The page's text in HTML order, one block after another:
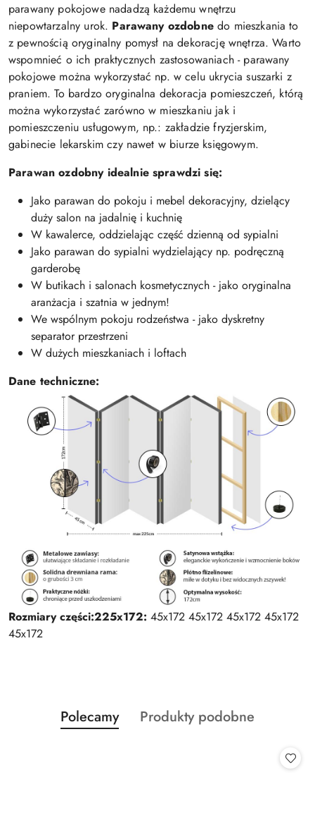
parawany pokojowe nadadzą każdemu wnętrzu
niepowtarzalny urok. Parawany ozdobnedo mieszkania to
z pewnością oryginalny pomysł na dekorację wnętrza. Warto
wspomnieć o ich praktycznych zastosowaniach - parawany
pokojowe można wykorzystać np. w celu ukrycia suszarki z
praniem. To bardzo oryginalna dekoracja pomieszczeń, którą
można wykorzystać zarówno w mieszkaniu jak i
pomieszczeniu usługowym, np.: zakładzie fryzjerskim,
gabinecie lekarskim czy nawet w biurze księgowym.
Parawan ozdobny idealnie sprawdzi się:
Jako parawan do pokoju i mebel dekoracyjny, dzielący
duży salon na jadalnię i kuchnię
W kawalerce, oddzielając część dzienną od sypialni
Jako parawan do sypialni wydzielający np. podręczną
garderobę
W butikach i salonach kosmetycznych - jako oryginalna
aranżacja i szatnia w jednym!
We wspólnym pokoju rodzeństwa - jako dyskretny
separator przestrzeni
W dużych mieszkaniach i loftach
Dane techniczne:
Rozmiary części:225x172: 45x172 45x172 45x172 45x172
45x172
Pomiń karuzelę produktów
Produkty
o
Polecamy
Produkty
Produkty podobne